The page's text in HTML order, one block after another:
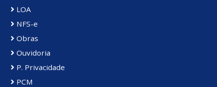
LOA
NFS-e
Obras
Ouvidoria
P. Privacidade
PCM